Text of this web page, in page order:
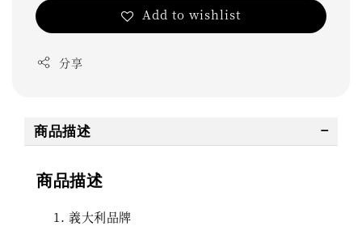
Add to wishlist
分享
商品描述
商品描述
義大利品牌